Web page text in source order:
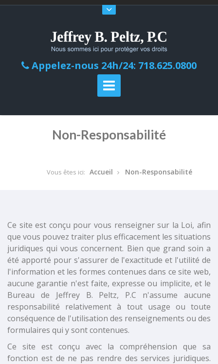
Appelez-nous 24h/24: 718.625.0800
Non-Responsabilité
Vous êtes ici: Accueil Non-Responsabilité
Ce site est conçu pour vous renseigner sur la Loi, afin
que vous pouvez traiter plus efficacement les situations
juridiques qui vous concernent. Bien que grand soin a
été apporté pour s'assurer de l'exactitude et l'utilité de
l'information et les formes contenues dans ce site web,
aucune garantie n'est faite, expresse ou implicite, et le
Bureau de Jeffrey B. Peltz, P.C n'assume aucune
responsabilité relativement à tout usage ou toute
conséquence de l'utilisation des renseignements ou des
formulaires qui y sont contenues.
Ce site est conçu avec la compréhension que sa
fonction est de ne pas rendre des services juridiques.